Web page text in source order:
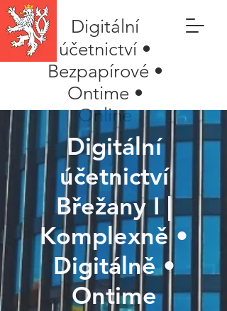
Digitální
účetnictví •
Bezpapírové •
Ontime •
Online
Digitální
účetnictví
Břežany I |
Komplexně •
Digitálně •
Ontime